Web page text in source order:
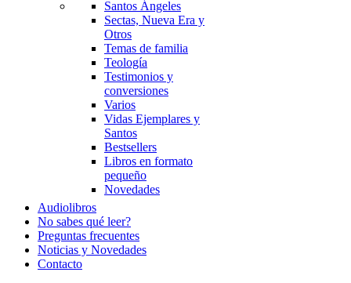
Santos Ángeles
Sectas, Nueva Era y
Otros
Temas de familia
Teología
Testimonios y
conversiones
Varios
Vidas Ejemplares y
Santos
Bestsellers
Libros en formato
pequeño
Novedades
Audiolibros
No sabes qué leer?
Preguntas frecuentes
Noticias y Novedades
Contacto